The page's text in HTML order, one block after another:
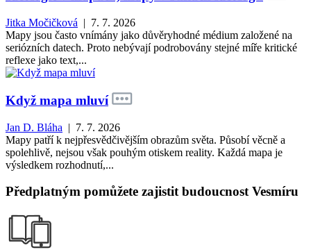
Jitka Močičková | 7. 7. 2026
Mapy jsou často vnímány jako důvěryhodné médium založené na
seriózních datech. Proto nebývají podrobovány stejné míře kritické
reflexe jako text,...
Když mapa mluví
Jan D. Bláha | 7. 7. 2026
Mapy patří k nejpřesvědčivějším obrazům světa. Působí věcně a
spolehlivě, nejsou však pouhým otiskem reality. Každá mapa je
výsledkem rozhodnutí,...
Předplatným pomůžete zajistit budoucnost Vesmíru